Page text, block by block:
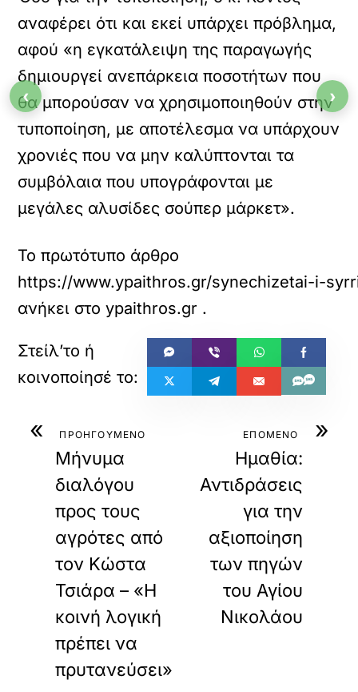
αναφέρει ότι και εκεί υπάρχει πρόβλημα,
αφού «η εγκατάλειψη της παραγωγής
δημιουργεί ανεπάρκεια ποσοτήτων που
θα μπορούσαν να χρησιμοποιηθούν στην
τυποποίηση, με αποτέλεσμα να υπάρχουν
χρονιές που να μην καλύπτονται τα
συμβόλαια που υπογράφονται με
μεγάλες αλυσίδες σούπερ μάρκετ».
Το πρωτότυπο άρθρο
https://www.ypaithros.gr/synechizetai-i-
ανήκει στοypaithros.gr .
« ΠΡΟΗΓΟΥΜΕΝΟ
Μήνυμα
διαλόγου
προς τους
αγρότες από
τον Κώστα
Τσιάρα – «Η
κοινή λογική
πρέπει να
πρυτανεύσει»
»
ΕΠΟΜΕΝΟ
Ημαθία:
Αντιδράσεις
για την
αξιοποίηση
των πηγών
του Αγίου
Νικολάου
‹ ›